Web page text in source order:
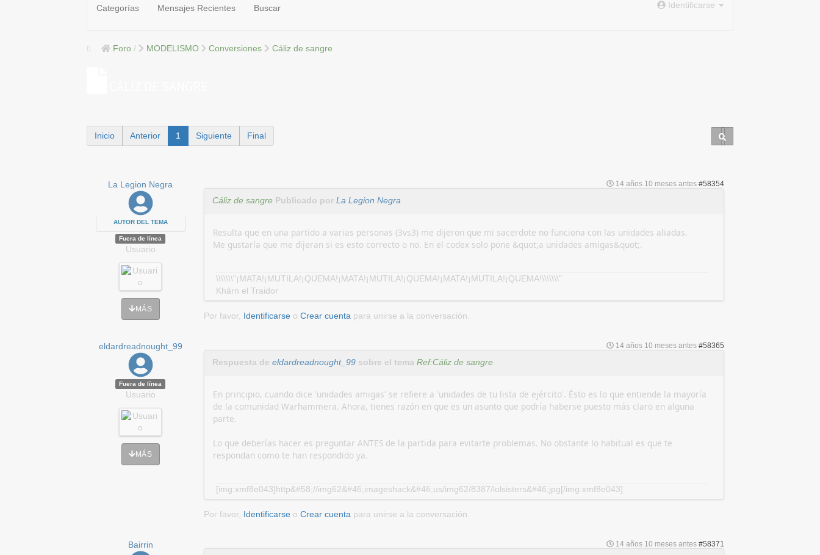
Categorías Mensajes Recientes Buscar Identificarse
Foro MODELISMO Conversiones Cáliz de sangre
Inicio Anterior 1 Siguiente Final
La Legion Negra
AUTOR DEL TEMA
Fuera de línea
Usuario
MÁS
14 años 10 meses antes #58354
Cáliz de sangrePublicado por La Legion Negra
Resulta que en una partido a varias personas (3vs3) me dijeron que mi sacerdote no funciona con las unidades aliadas.
Me gustaría que me dijeran si es esto correcto o no. En el codex solo pone &quot;a unidades amigas&quot;.
\\\\\\\"¡MATA!¡MUTILA!¡QUEMA!¡MATA!¡MUTILA!¡QUEMA!¡MATA!¡MUTILA!¡QUEMA!\\\\\\\"
Khârn el Traidor
Por favor, Identificarseo Crear cuentapara unirse a la conversación.
eldardreadnought_99
Fuera de línea
Usuario
MÁS
14 años 10 meses antes #58365
Respuesta de eldardreadnought_99sobre el tema Ref:Cáliz de sangre
En principio, cuando dice 'unidades amigas' se refiere a 'unidades de tu lista de ejército'. Ésto es lo que entiende la mayoría
de la comunidad Warhammera. Ahora, tienes razón en que es un asunto que podría haberse puesto más claro en alguna
parte.
Lo que deberías hacer es preguntar ANTES de la partida para evitarte problemas. No obstante lo habitual es que te
respondan como te han respondido ya.
[img:xmf8e043]http&#58;//img62&#46;imageshack&#46;us/img62/8387/lolsisters&#46;jpg[/img:xmf8e043]
Por favor, Identificarseo Crear cuentapara unirse a la conversación.
Bairrin 14 años 10 meses antes #58371